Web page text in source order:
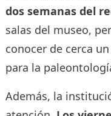
dos semanas del
salas del museo,
conocer de cerca
para la
Además, la